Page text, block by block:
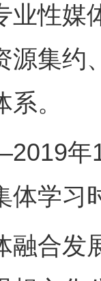
业性媒
源集约
。
年1月
体学习
合发展